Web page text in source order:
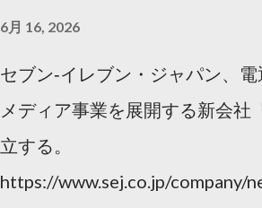
6月 16, 2026
セブン‐イレブン・ジャパン、
メディア事業を展開する新会社
立する。
https://www.sej.co.jp/company/